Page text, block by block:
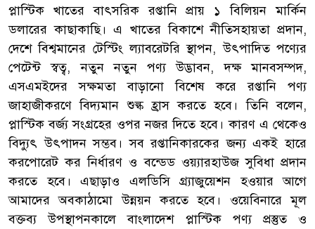
প্লাস্টিক খাতের বাৎসরিক রপ্তানি প্রায় ১ বিলিয়ন মার্কিন
ডলারের কাছাকাছি। এ খাতের বিকাশে নীতিসহায়তা প্রদান,
দেশে বিশ্বমানের টেস্টিং ল্যাবরেটরি স্থাপন, উৎপাদিত পণ্যের
পেটেন্ট স্বত্ব, নতুন নতুন পণ্য উদ্ভাবন, দক্ষ মানবসম্পদ,
এসএমইদের সক্ষমতা বাড়ানো বিশেষ করে রপ্তানি পণ্য
জাহাজীকরণে বিদ্যমান শুল্ক হ্রাস করতে হবে। তিনি বলেন,
প্লাস্টিক বর্জ্য সংগ্রহের ওপর নজর দিতে হবে। কারণ এ থেকেও
বিদ্যুৎ উৎপাদন সম্ভব। সব রপ্তানিকারকের জন্য একই হারে
করপোরেট কর নির্ধারণ ও বন্ডেড ওয়্যারহাউজ সুবিধা প্রদান
করতে হবে। এছাড়াও এলডিসি গ্র্যাজুয়েশন হওয়ার আগে
আমাদের অবকাঠামো উন্নয়ন করতে হবে। ওয়েবিনারে মূল
বক্তব্য উপস্থাপনকালে বাংলাদেশ প্লাস্টিক পণ্য প্রস্তুত ও